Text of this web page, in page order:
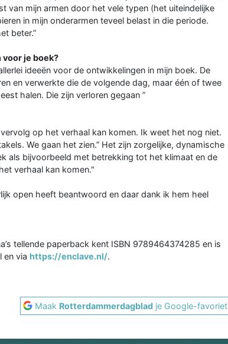
van mijn armen door het vele typen (het uiteindelijke
in mijn onderarmen teveel belast in die periode.
beter.”
je boek?
ideeën voor de ontwikkelingen in mijn boek. De
en verwerkte die de volgende dag, maar één of twee
halen. Die zijn verloren gegaan ”
op het verhaal kan komen. Ik weet het nog niet.
We gaan het zien.” Het zijn zorgelijke, dynamische
als bijvoorbeeld met betrekking tot het klimaat en de
verhaal kan komen."
open heeft beantwoord en daar dank ik hem heel
tellende paperback kent ISBN 9789464374285 en is
en via https://enclave.nl/.
Maak Rotterdammerdagblad je Google-favoriet